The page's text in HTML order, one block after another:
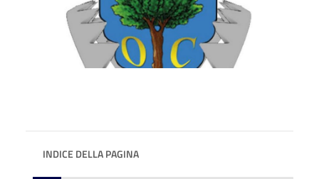
INDICE DELLA PAGINA